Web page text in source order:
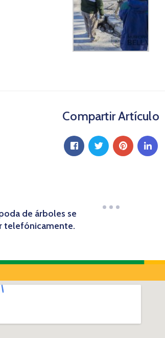
Compartir Artículo
de árboles se
telefónicamente.